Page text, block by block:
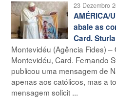
23 Dezembro
AMÉRICA/
abale as
Card.
Montevidéu (Agência Fides) –
Montevidéu, Card. Fernando
publicou uma mensagem de
apenas aos católicos, mas a
mensagem solicit ...